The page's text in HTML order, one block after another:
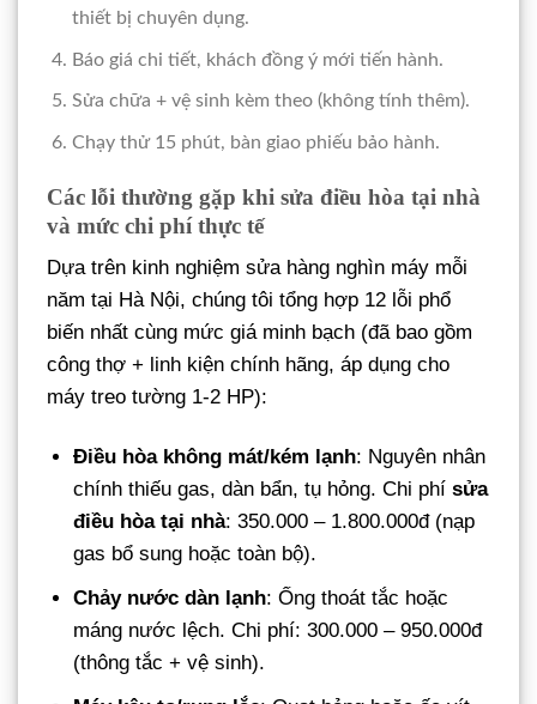
thiết bị chuyên dụng.
Báo giá chi tiết, khách đồng ý mới tiến hành.
Sửa chữa + vệ sinh kèm theo (không tính thêm).
Chạy thử 15 phút, bàn giao phiếu bảo hành.
Các lỗi thường gặp khi sửa điều hòa tại nhà
và mức chi phí thực tế
Dựa trên kinh nghiệm sửa hàng nghìn máy mỗi
năm tại Hà Nội, chúng tôi tổng hợp 12 lỗi phổ
biến nhất cùng mức giá minh bạch (đã bao gồm
công thợ + linh kiện chính hãng, áp dụng cho
máy treo tường 1-2 HP):
Điều hòa không mát/kém lạnh: Nguyên nhân
chính thiếu gas, dàn bẩn, tụ hỏng. Chi phísửa
điều hòa tại nhà: 350.000 – 1.800.000đ (nạp
gas bổ sung hoặc toàn bộ).
Chảy nước dàn lạnh: Ống thoát tắc hoặc
máng nước lệch. Chi phí: 300.000 – 950.000đ
(thông tắc + vệ sinh).